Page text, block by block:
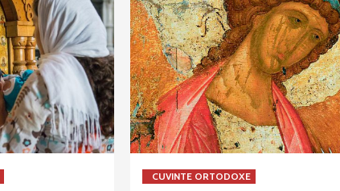
CUVINTE ORTODOXE